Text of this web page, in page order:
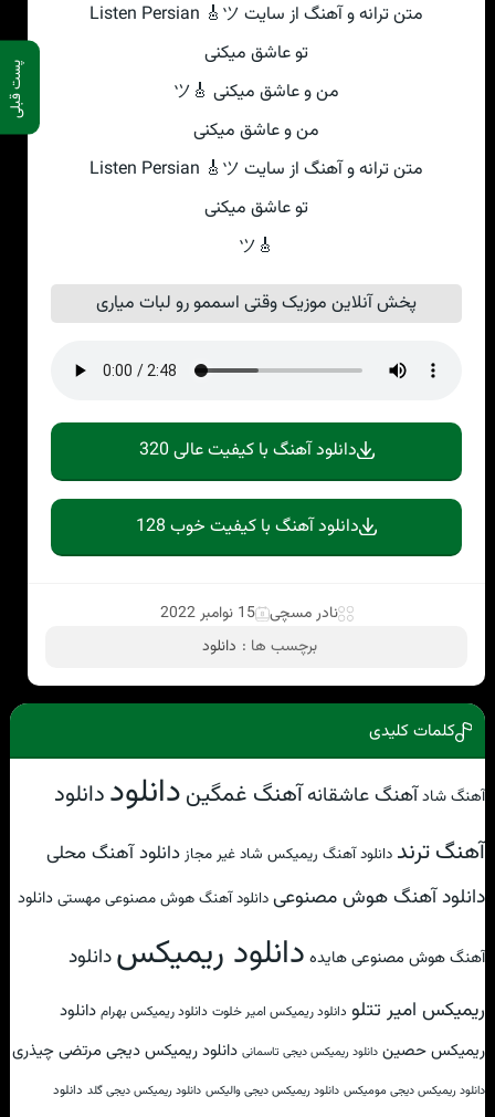
پست قبلی
متن ترانه و آهنگ از سایت Listen Persian 🎸ツ
تو عاشق میکنی‌
من و عاشق میکنی‌ 🎸ツ
من و عاشق میکنی‌
متن ترانه و آهنگ از سایت Listen Persian 🎸ツ
تو عاشق میکنی‌
🎸ツ
پخش آنلاین موزیک وقتی‌ اسممو رو لبات میاری
دانلود آهنگ با کیفیت عالی 320
دانلود آهنگ با کیفیت خوب 128
نادر مسچی 15 نوامبر 2022
برچسب ها : دانلود
کلمات کلیدی
آهنگ شادآهنگ عاشقانهآهنگ غمگیندانلوددانلود
آهنگ ترند دانلود آهنگ ریمیکس شاد غیر مجازدانلود آهنگ محلی
دانلود آهنگ هوش مصنوعیدانلود آهنگ هوش مصنوعی مهستیدانلود
آهنگ هوش مصنوعی هایده دانلود ریمیکسدانلود
ریمیکس امیر تتلو دانلود ریمیکس امیر خلوت دانلود ریمیکس بهرام دانلود
ریمیکس حصین دانلود ریمیکس دیجی تاسمانی دانلود ریمیکس دیجی مرتضی چیذری
دانلود ریمیکس دیجی مومیکس دانلود ریمیکس دیجی والیکس دانلود ریمیکس دیجی گلد دانلود